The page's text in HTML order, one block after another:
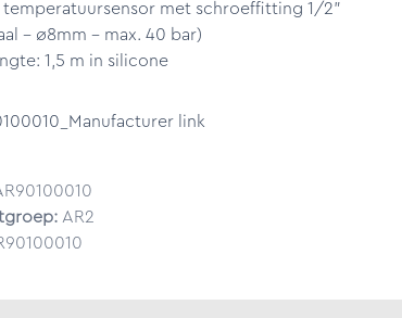
temperatuursensor met schroeffitting 1/2"
- ø8mm - max. 40 bar)
1,5 m in silicone
link
AR2